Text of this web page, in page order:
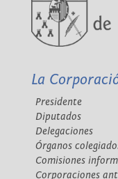
La
Presidente
Diputados
Delegaciones
Órganos
Comisiones
Corporaciones